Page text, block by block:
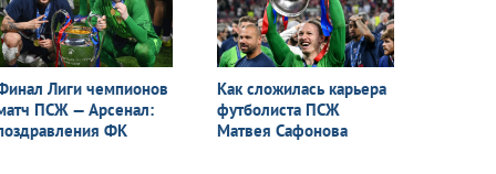
Лиги чемпионов
ПСЖ — Арсенал:
ФК
Как сложилась карьера
футболиста ПСЖ
Матвея Сафонова